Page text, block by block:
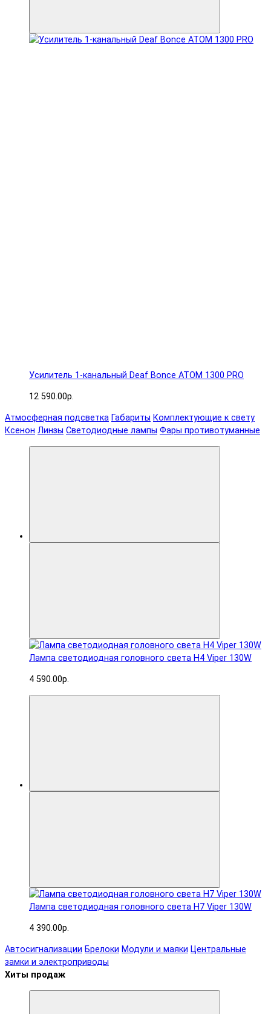
Усилитель 1-канальный Deaf Bonce ATOM 1300 PRO
12 590.00р.
Атмосферная подсветка Габариты Комплектующие к свету
Ксенон Линзы Светодиодные лампы Фары противотуманные
Лампа светодиодная головного света H4 Viper 130W
4 590.00р.
Лампа светодиодная головного света H7 Viper 130W
4 390.00р.
Автосигнализации Брелоки Модули и маяки Центральные
замки и электроприводы
Хиты продаж